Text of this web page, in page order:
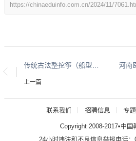
https://chinaeduinfo.com.cn/2024/11/
传统古法整挖筝（船型）——匠心传承的文化瑰宝
上一篇
联系我们 招聘信息 专题
Copyright 2008-2017•中国
24小时违法和不良信息举报电话：